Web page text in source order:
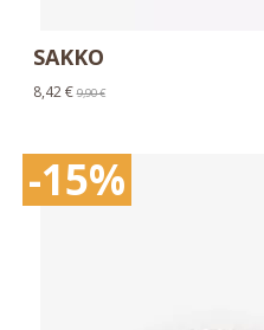
SAKKO
8,42 €9,90 €
-15%